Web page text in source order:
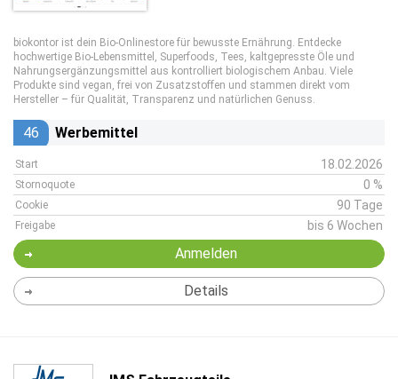
biokontor ist dein Bio-Onlinestore für bewusste Ernährung. Entdecke
hochwertige Bio-Lebensmittel, Superfoods, Tees, kaltgepresste Öle und
Nahrungsergänzungsmittel aus kontrolliert biologischem Anbau. Viele
Produkte sind vegan, frei von Zusatzstoffen und stammen direkt vom
Hersteller – für Qualität, Transparenz und natürlichen Genuss.
46 Werbemittel
Start 18.02.2026
Stornoquote 0 %
Cookie 90 Tage
Freigabe bis 6 Wochen
Anmelden
Details